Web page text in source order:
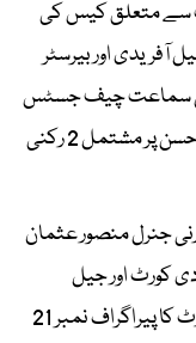
سے متعلق کیس کی
اور بیرسٹر
سماعت چیف جسٹس
پاکستان یحییٰ آفریدی اور جسٹس شاہد بلال حسن پر مشتمل 2 رکنی
جنرل منصور عثمان
دی کورٹ اور جیل
سپرنٹنڈنٹ کی رپورٹس ایک جیسی ہیں، رپورٹ کا پیراگراف نمبر 21